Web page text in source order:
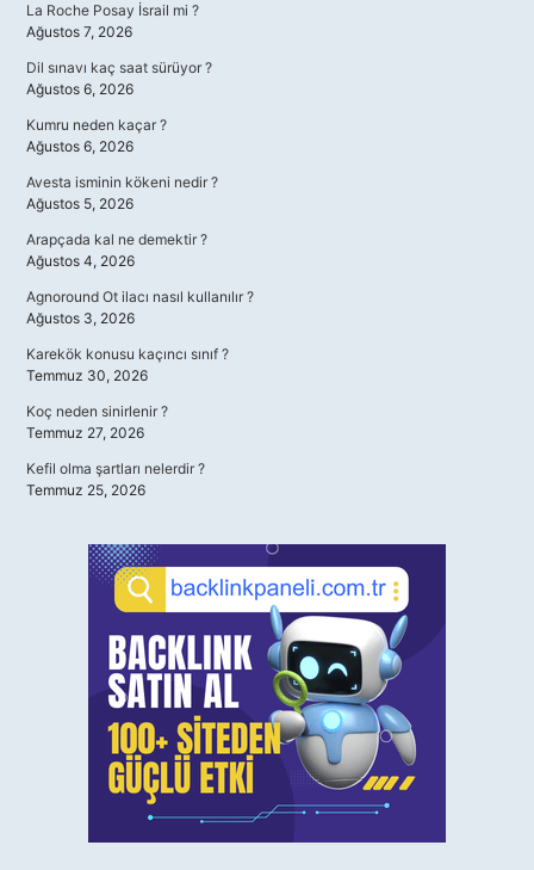
La Roche Posay İsrail mi ?
Ağustos 7, 2026
Dil sınavı kaç saat sürüyor ?
Ağustos 6, 2026
Kumru neden kaçar ?
Ağustos 6, 2026
Avesta isminin kökeni nedir ?
Ağustos 5, 2026
Arapçada kal ne demektir ?
Ağustos 4, 2026
Agnoround Ot ilacı nasıl kullanılır ?
Ağustos 3, 2026
Karekök konusu kaçıncı sınıf ?
Temmuz 30, 2026
Koç neden sinirlenir ?
Temmuz 27, 2026
Kefil olma şartları nelerdir ?
Temmuz 25, 2026